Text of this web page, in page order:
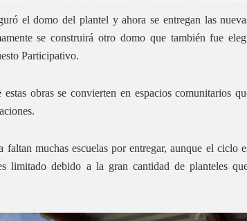
el domo del plantel y ahora se entregan las
se construirá otro domo que también fue
Participativo.
obras se convierten en espacios comunitarios
muchas escuelas por entregar, aunque el ciclo
limitado debido a la gran cantidad de planteles